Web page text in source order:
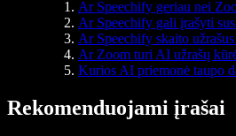
Ar Speechify geriau nei
Ar Speechify gali įrašyti
Ar Speechify skaito
Ar Zoom turi AI užrašų
Kurios AI priemonė taupo
Rekomenduojami įrašai